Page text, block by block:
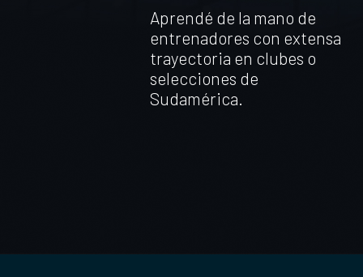
Aprendé de la mano de
entrenadores con extensa
trayectoria en clubes o
selecciones de
Sudamérica.